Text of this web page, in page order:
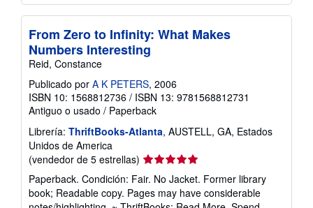
From Zero to Infinity: What Makes
Numbers Interesting
Reid, Constance
Publicado por A K PETERS, 2006
ISBN 10: 1568812736 / ISBN 13: 9781568812731
Antiguo o usado / Paperback
Librería: ThriftBooks-Atlanta, AUSTELL, GA, Estados
Unidos de America
(vendedor de 5 estrellas) Calificación
del
vendedor:
5
Paperback. Condición: Fair. No Jacket. Former library
book; Readable copy. Pages may have considerable